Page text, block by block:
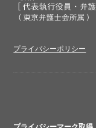
プライバシーポリシー